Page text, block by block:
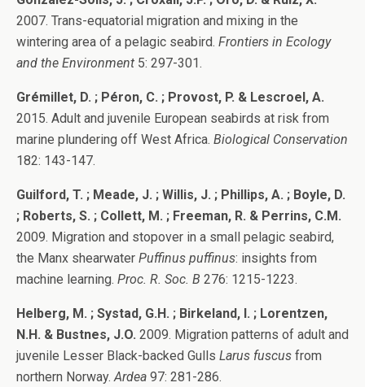
2007. Trans-equatorial migration and mixing in the
wintering area of a pelagic seabird. Frontiers in Ecology
and the Environment 5: 297-301.
Grémillet, D. ; Péron, C. ; Provost, P. & Lescroel, A.
2015. Adult and juvenile European seabirds at risk from
marine plundering off West Africa. Biological Conservation
182: 143-147.
Guilford, T. ; Meade, J. ; Willis, J. ; Phillips, A. ; Boyle, D.
; Roberts, S. ; Collett, M. ; Freeman, R. & Perrins, C.M.
2009. Migration and stopover in a small pelagic seabird,
the Manx shearwater Puffinus puffinus: insights from
machine learning. Proc. R. Soc. B 276: 1215-1223.
Helberg, M. ; Systad, G.H. ; Birkeland, I. ; Lorentzen,
N.H. & Bustnes, J.O. 2009. Migration patterns of adult and
juvenile Lesser Black-backed Gulls Larus fuscus from
northern Norway. Ardea 97: 281-286.